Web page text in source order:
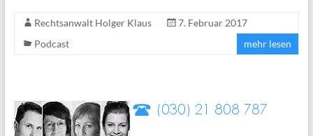
Rechtsanwalt Holger Klaus
7. Februar 2017
Podcast
mehr lesen